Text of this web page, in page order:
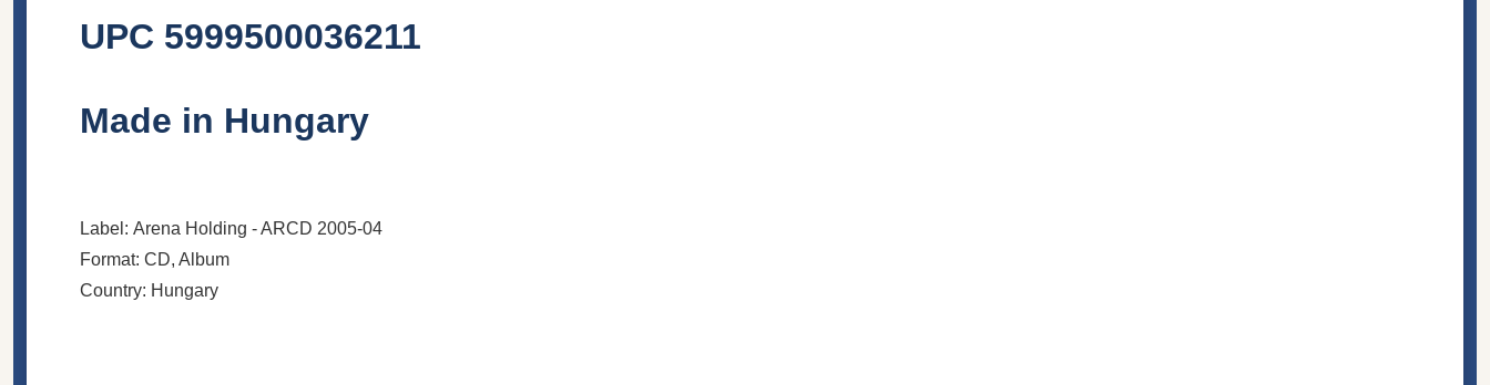
UPC 5999500036211
Made in Hungary
Label: Arena Holding - ARCD 2005-04
Format: CD, Album
Country: Hungary